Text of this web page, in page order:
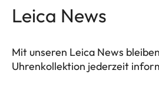
Leica News
Mit unseren Leica News
Uhrenkollektion jederzeit